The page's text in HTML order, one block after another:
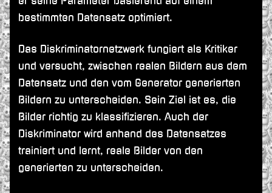
bestimmten Datensatz optimiert.
Das Diskriminatornetzwerk fungiert als Kritiker
und versucht, zwischen realen Bildern aus dem
Datensatz und den vom Generator generierten
Bildern zu unterscheiden. Sein Ziel ist es, die
Bilder richtig zu klassifizieren. Auch der
Diskriminator wird anhand des Datensatzes
trainiert und lernt, reale Bilder von den
generierten zu unterscheiden.